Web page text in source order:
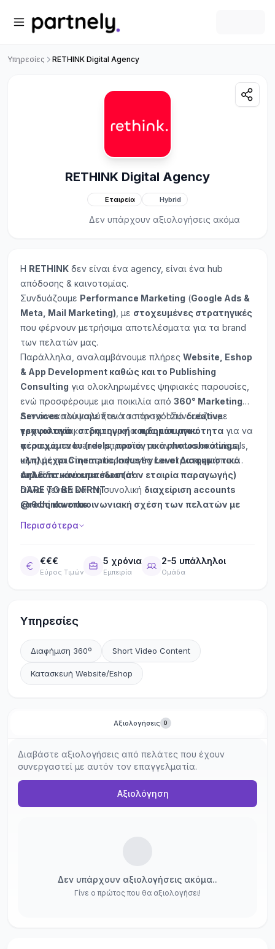
Υπηρεσίες RETHINK Digital Agency
RETHINK Digital Agency
Εταιρεία Hybrid
Δεν υπάρχουν αξιολογήσεις ακόμα
Η RETHINK δεν είναι ένα agency, είναι ένα hub
απόδοσης & καινοτομίας.
Συνδυάζουμε Performance Marketing (Google Ads &
Meta, Mail Marketing) , με στοχευμένες στρατηγικές
που φέρνουν μετρήσιμα αποτελέσματα για τα brand
των πελατών μας.
Παράλληλα, αναλαμβάνουμε πλήρες Website, Eshop
& App Development καθώς και το Publishing
Consulting για ολοκληρωμένες ψηφιακές παρουσίες,
ενώ προσφέρουμε μια ποικιλία από 360° Marketing
Servicesπου καλύπτει τα πάντα: απόcreative
γραφιστικάκαι δημιουργίαπρωτότυπου
περιεχόμενου (reels, προϊοντικά photoshootings,
κλπ) μέχρι Cinematic Industry Level Διαφημιστικά
τηλεοπτικού επιπέδου (σαν εταιρία παραγωγής)
αλλά γενικά και τη συνολική διαχείριση accounts
καθώς και επικοινωνιακή σχέση των πελατών με
Δεν ανακαλύψαμε ξανά το τροχό! Συνδυάζουμε
τεχνολογία, στρατηγική και δημιουργικότητα για να
φέρουμε τα brands μπροστά, με εντυπωσιακά visuals,
υψηλής ποιότητας παραγωγές και στρατηγική που
αποδίδει.
Απλά το κάνουμε σωστά!
DARE TO BE DFRNT
@rethinkworks
Περισσότερα
€€€
Εύρος Τιμών
5 χρόνια
Εμπειρία
2-5 υπάλληλοι
Ομάδα
Υπηρεσίες
Διαφήμιση 360º Short Video Content
Κατασκευή Website/Eshop
Αξιολογήσεις 0
Διαβάστε αξιολογήσεις από πελάτες που έχουν
συνεργαστεί με αυτόν τον επαγγελματία.
Αξιολόγηση
Δεν υπάρχουν αξιολογήσεις ακόμα..
Γίνε ο πρώτος που θα αξιολογήσει!